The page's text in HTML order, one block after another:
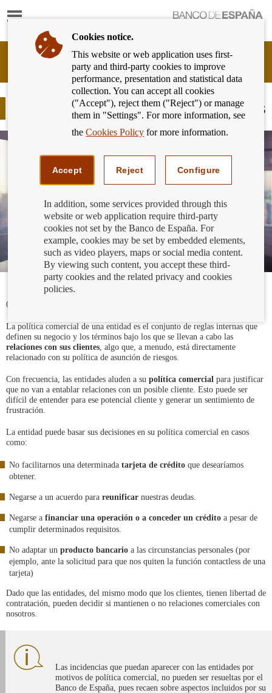
Show
Banking
Customer
Banco
España
Eurosystem,
La política comercial de las entidades
01/09/2022
La política comercial de una entidad es el conjunto de reglas internas que
definen su negocio y los términos bajo los que se llevan a cabo las
relaciones con sus clientes, algo que, a menudo, está directamente
relacionado con su política de asunción de riesgos.
Con frecuencia, las entidades aluden a su política comercial para justificar
que no van a entablar relaciones con un posible cliente. Esto puede ser
difícil de entender para ese potencial cliente y generar un sentimiento de
frustración.
La entidad puede basar sus decisiones en su política comercial en casos
como:
No facilitarnos una determinada tarjeta de crédito que desearíamos
obtener.
Negarse a un acuerdo para reunificar nuestras deudas.
Negarse a financiar una operación o a conceder un crédito a pesar de
cumplir determinados requisitos.
No adaptar un producto bancario a las circunstancias personales (por
ejemplo, ante la solicitud para que nos quiten la función contactless de una
tarjeta)
Dado que las entidades, del mismo modo que los clientes, tienen libertad de
contratación, pueden decidir si mantienen o no relaciones comerciales con
nosotros.
Las incidencias que puedan aparecer con las entidades por
motivos de política comercial, no pueden ser resueltas por el
Banco de España, pues recaen sobre aspectos incluidos por su
Cookies notice.
This website or web application uses first-
party and third-party cookies to improve
performance, presentation and statistical data
collection. You can accept all cookies
("Accept"), reject them ("Reject") or manage
them in "Settings". For more information, see
theCookies Policy for more information.
Accept Reject Configure
In addition, some services provided through this
website or web application require third-party
cookies not set by the Banco de España. For
example, cookies may be set by embedded elements,
such as video players, maps or social media content.
By viewing such content, you accept these third-
party cookies and the related privacy and cookies
policies.